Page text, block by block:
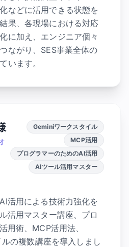
などに活用できる状態を
果、各現場における対応
に加え、エンジニア個々
ながり、SES事業全体の
います。
Geminiワークスタイル
MCP活用
プログラマーのためのAI活用
AIツール活用マスター
活用による技術力強化を
活用マスター講座、プロ
用術、MCP活用法、
の複数講座を導入しまし